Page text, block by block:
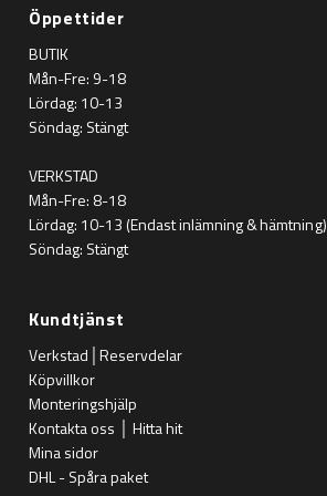
Öppettider
BUTIK
Mån-Fre: 9-18
Lördag: 10-13
Söndag: Stängt
VERKSTAD
Mån-Fre: 8-18
Lördag: 10-13 (Endast inlämning & hämtning)
Söndag: Stängt
Kundtjänst
Verkstad│Reservdelar
Köpvillkor
Monteringshjälp
Kontakta oss │ Hitta hit
Mina sidor
DHL - Spåra paket